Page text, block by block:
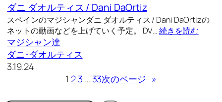
ダニ ダオルティス / Dani DaOrtiz
スペインのマジシャンダニ ダオルティス / Dani DaOrtizの
ネットの動画などを上げていく予定。 DV…続きを読む
マジシャン達
ダニ･ダオルティス
3.19.24
1 23 … 33次のページ »